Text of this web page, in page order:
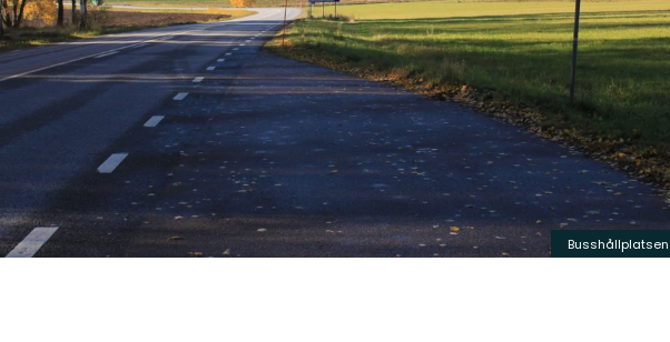
Busshållplatsen